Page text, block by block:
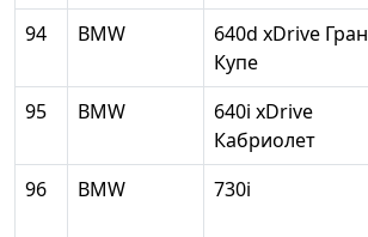
94 BMW
640d xDrive Гран
Купе
95 BMW
640i xDrive
Кабриолет
96 BMW 730i